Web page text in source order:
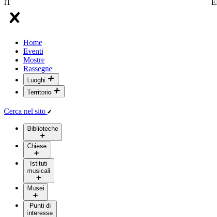
IT
Home
Eventi
Mostre
Rassegne
Luoghi
Territorio
Cerca nel sito
Biblioteche
Chiese
Istituti
musicali
Musei
Punti di
interesse